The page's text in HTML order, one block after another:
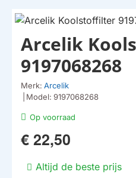
Op voorraad
Arcelik
9197068268
Merk: Arcelik
Model: 9197068268
€ 22,50
Altijd de beste prijs